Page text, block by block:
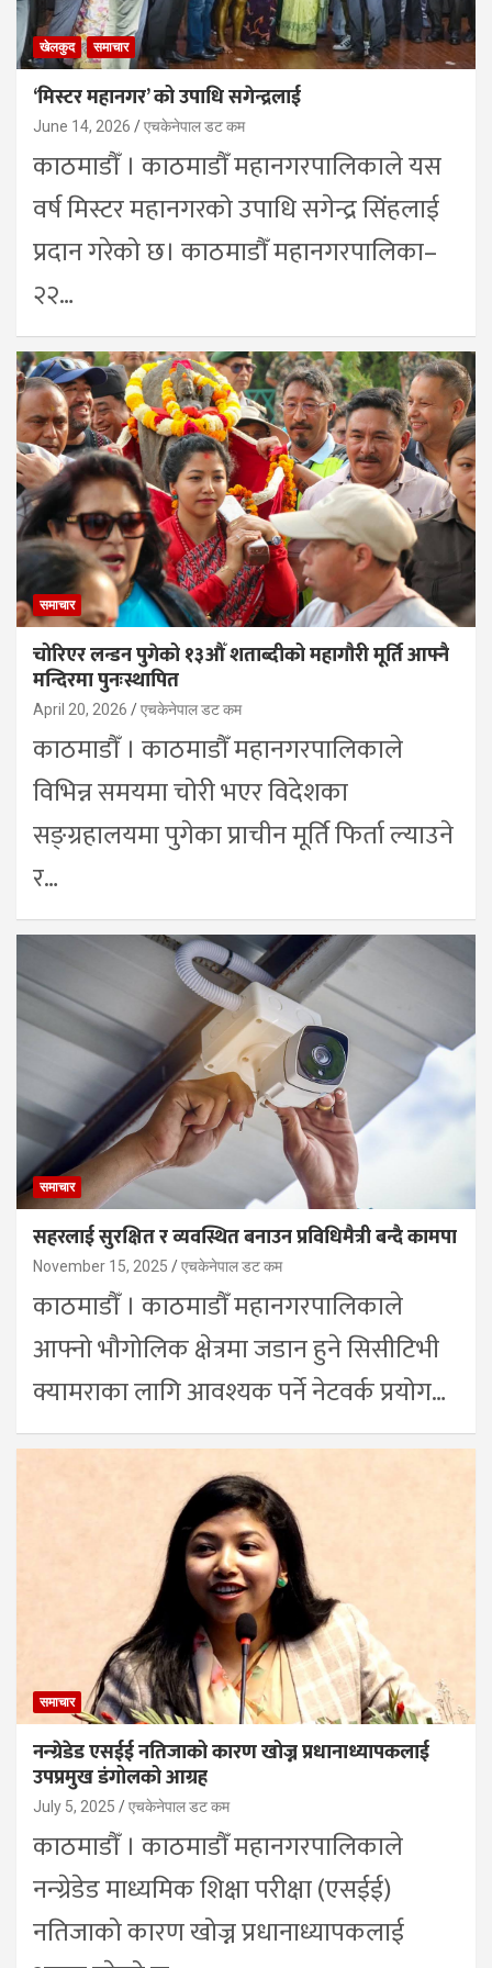
खेलकुद समाचार
‘मिस्टर महानगर’ को उपाधि सगेन्द्रलाई
June 14, 2026 एचकेनेपाल डट कम
काठमाडौँ । काठमाडौँ महानगरपालिकाले यस
वर्ष मिस्टर महानगरको उपाधि सगेन्द्र सिंहलाई
प्रदान गरेको छ। काठमाडौँ महानगरपालिका–
२२…
समाचार
चोरिएर लन्डन पुगेको १३औँ शताब्दीको महागौरी मूर्ति आफ्नै
मन्दिरमा पुनःस्थापित
April 20, 2026 एचकेनेपाल डट कम
काठमाडौँ । काठमाडौँ महानगरपालिकाले
विभिन्न समयमा चोरी भएर विदेशका
सङ्ग्रहालयमा पुगेका प्राचीन मूर्ति फिर्ता ल्याउने
र…
समाचार
सहरलाई सुरक्षित र व्यवस्थित बनाउन प्रविधिमैत्री बन्दै कामपा
November 15, 2025 एचकेनेपाल डट कम
काठमाडौँ । काठमाडौँ महानगरपालिकाले
आफ्नो भौगोलिक क्षेत्रमा जडान हुने सिसीटिभी
क्यामराका लागि आवश्यक पर्ने नेटवर्क प्रयोग…
समाचार
नन्ग्रेडेड एसईई नतिजाको कारण खोज्न प्रधानाध्यापकलाई
उपप्रमुख डंगोलको आग्रह
July 5, 2025 एचकेनेपाल डट कम
काठमाडौँ । काठमाडौँ महानगरपालिकाले
नन्ग्रेडेड माध्यमिक शिक्षा परीक्षा (एसईई)
नतिजाको कारण खोज्न प्रधानाध्यापकलाई